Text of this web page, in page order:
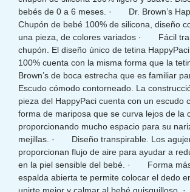
bebés de 0 a 6 meses. · Dr. Brown’s
Chupón de bebé 100% de silicona, diseño
una pieza, de colores variados · Fácil
chupón. El diseño único de tetina
100% cuenta con la misma forma que la
Brown’s de boca estrecha que es familiar
Escudo cómodo contorneado. La
pieza del HappyPaci cuenta con un escudo
forma de mariposa que se curva lejos de la
proporcionando mucho espacio para su
mejillas. · Diseño transpirable. Los
proporcionan flujo de aire para ayudar a
en la piel sensible del bebé. · Forma
espalda abierta te permite colocar el dedo